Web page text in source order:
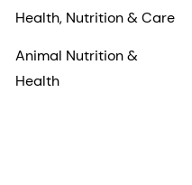
Health, Nutrition & Care
Animal Nutrition &
Health